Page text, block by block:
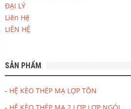
ĐẠI LÝ
Liên Hệ
LIÊN HỆ
SẢN PHẨM
- HỆ KÈO THÉP MẠ LỢP TÔN
- HỆ KÈO THÉP MẠ 2 LỢP LỢP NGÓI